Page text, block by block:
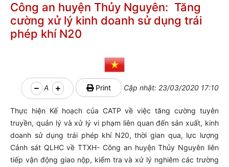
Công an huyện Thủy Nguyên: Tăng
cường xử lý kinh doanh sử dụng trái
phép khí N20
A Print Cập nhật: 23/03/2020 17:10
Thực hiện Kế hoạch của CATP về việc tăng cường tuyên
truyền, quản lý và xử lý vi phạm liên quan đến sản xuất, kinh
doanh sử dụng trái phép khí N20, thời gian qua, lực lượng
Cảnh sát QLHC về TTXH- Công an huyện Thủy Nguyên liên
tiếp vận động giao nộp, kiểm tra và xử lý nghiêm các trường